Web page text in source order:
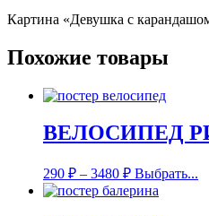
Картина «Девушка с
Похожие товары
ВЕЛОСИПЕД
290 ₽ – 3480 ₽ Выбрать...